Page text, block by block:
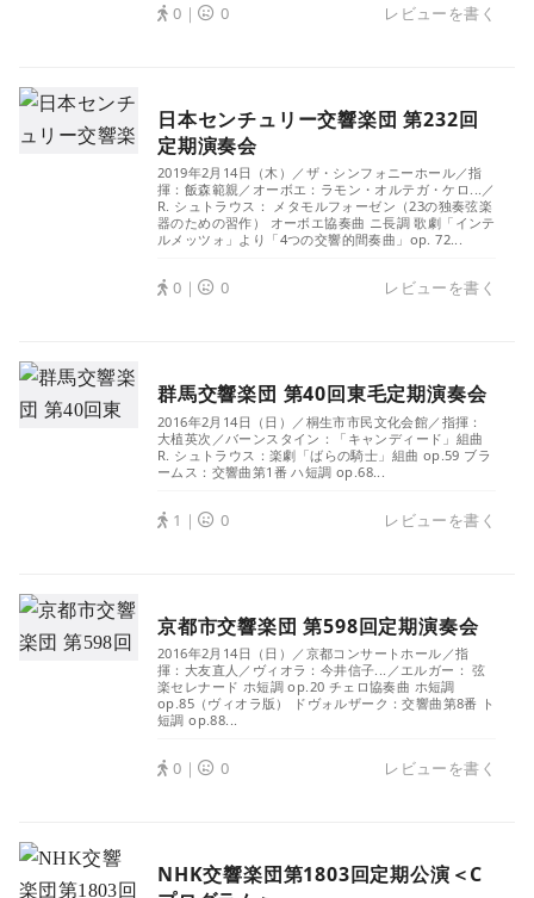
0｜ 0 レビューを書く
日本センチュリー交響楽団 第232回
定期演奏会
2019年2月14日（木）／ザ・シンフォニーホール／指
揮：飯森範親／オーボエ：ラモン・オルテガ・ケロ...／
R. シュトラウス： メタモルフォーゼン（23の独奏弦楽
器のための習作） オーボエ協奏曲 ニ長調 歌劇「インテ
ルメッツォ」より「4つの交響的間奏曲」op. 72...
0｜ 0 レビューを書く
群馬交響楽団 第40回東毛定期演奏会
2016年2月14日（日）／桐生市市民文化会館／指揮：
大植英次／バーンスタイン：「キャンディード」組曲
R. シュトラウス：楽劇「ばらの騎士」組曲 op.59 ブラ
ームス：交響曲第1番 ハ短調 op.68...
1｜ 0 レビューを書く
京都市交響楽団 第598回定期演奏会
2016年2月14日（日）／京都コンサートホール／指
揮：大友直人／ヴィオラ：今井信子...／エルガー： 弦
楽セレナード ホ短調 op.20 チェロ協奏曲 ホ短調
op.85（ヴィオラ版） ドヴォルザーク：交響曲第8番 ト
短調 op.88...
0｜ 0 レビューを書く
NHK交響楽団第1803回定期公演＜C